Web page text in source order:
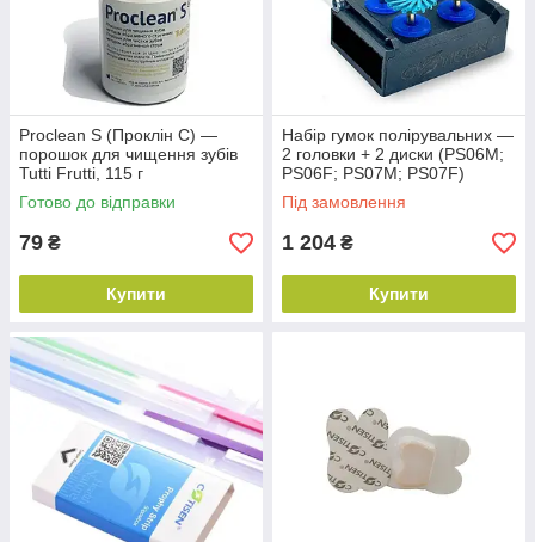
Proclean S (Проклін С) —
порошок для чищення зубів
Tutti Frutti, 115 г
Готово до відправки
79 ₴
Купити
Набір гумок полірувальних —
2 головки + 2 диски (PS06M;
PS06F; PS07M; PS07F)
Під замовлення
1 204 ₴
Купити